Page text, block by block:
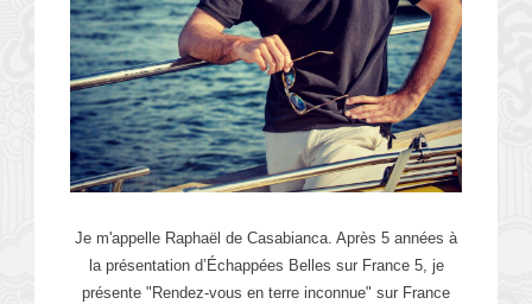
Je m'appelle Raphaël de Casabianca. Après 5 années à
la présentation d’Échappées Belles sur France 5, je
présente "Rendez-vous en terre inconnue" sur France